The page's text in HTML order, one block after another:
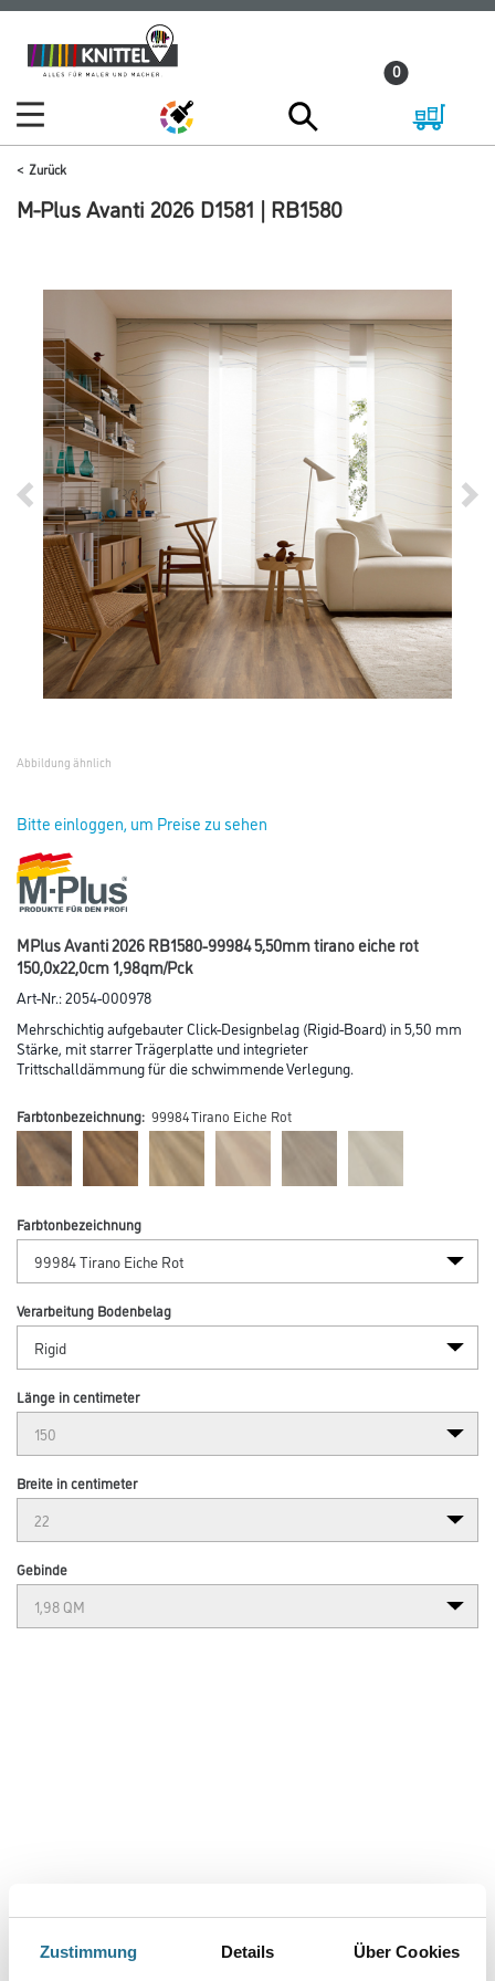
Zustimmung Details Über Cookies
Zum
Inhalt
Zum
Navigationsmenü
0
Zurück
M-Plus Avanti 2026 D1581 | RB1580
Abbildung ähnlich
Bitte einloggen, um Preise zu sehen
MPlus Avanti 2026 RB1580-99984 5,50mm tirano eiche rot
150,0x22,0cm 1,98qm/Pck
Art-Nr.:2054-000978
Mehrschichtig aufgebauter Click-Designbelag (Rigid-Board) in 5,50 mm
Stärke, mit starrer Trägerplatte und integrieter
Trittschalldämmung für die schwimmende Verlegung.
Farbtonbezeichnung: 99984 Tirano Eiche Rot
Farbtonbezeichnung
Verarbeitung Bodenbelag
Länge in centimeter
Breite in centimeter
Gebinde